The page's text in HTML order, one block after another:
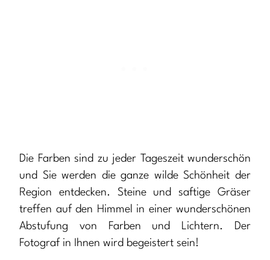
Die Farben sind zu jeder Tageszeit wunderschön
und Sie werden die ganze wilde Schönheit der
Region entdecken. Steine und saftige Gräser
treffen auf den Himmel in einer wunderschönen
Abstufung von Farben und Lichtern. Der
Fotograf in Ihnen wird begeistert sein!